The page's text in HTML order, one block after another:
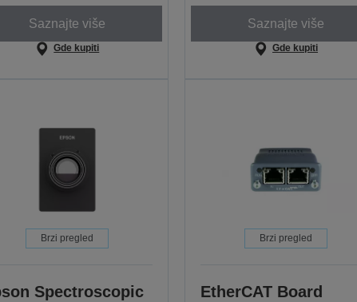
Saznajte više
Gde kupiti
Saznajte više
Gde kupiti
Brzi pregled
Spectroscopic
Brzi pregled
EtherCAT Board